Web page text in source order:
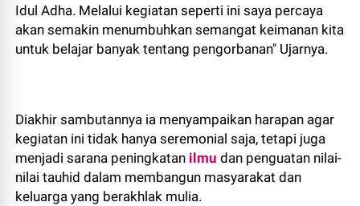
Idul Adha. Melalui kegiatan seperti ini saya percaya
akan semakin menumbuhkan semangat keimanan kita
untuk belajar banyak tentang pengorbanan" Ujarnya.
Diakhir sambutannya ia menyampaikan harapan agar
kegiatan ini tidak hanya seremonial saja, tetapi juga
menjadi sarana peningkatan ilmu dan penguatan nilai-
nilai tauhid dalam membangun masyarakat dan
keluarga yang berakhlak mulia.